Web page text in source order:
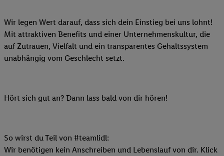
Wir legen Wert darauf, dass sich dein Einstieg bei uns lohnt!
Mit attraktiven Benefits und einer Unternehmenskultur, die
auf Zutrauen, Vielfalt und ein transparentes Gehaltssystem
unabhängig vom Geschlecht setzt.
Hört sich gut an? Dann lass bald von dir hören!
So wirst du Teil von #teamlidl:
Wir benötigen kein Anschreiben und Lebenslauf von dir. Klick